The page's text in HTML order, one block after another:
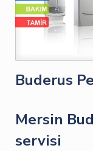
Buderus
Mersin
servisi